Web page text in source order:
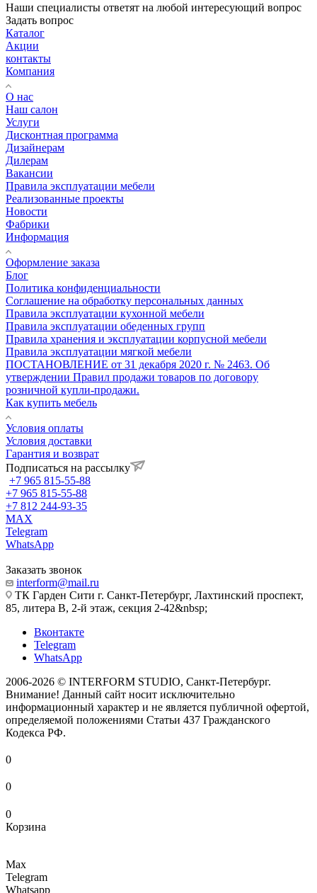
Наши специалисты ответят на любой интересующий вопрос
Задать вопрос
Каталог
Акции
контакты
Компания
О нас
Наш салон
Услуги
Дисконтная программа
Дизайнерам
Дилерам
Вакансии
Правила эксплуатации мебели
Реализованные проекты
Новости
Фабрики
Информация
Оформление заказа
Блог
Политика конфиденциальности
Соглашение на обработку персональных данных
Правила эксплуатации кухонной мебели
Правила эксплуатации обеденных групп
Правила хранения и эксплуатации корпусной мебели
Правила эксплуатации мягкой мебели
ПОСТАНОВЛЕНИЕ от 31 декабря 2020 г. № 2463. Об
утверждении Правил продажи товаров по договору
розничной купли-продажи.
Как купить мебель
Условия оплаты
Условия доставки
Гарантия и возврат
Подписаться на рассылку
+7 965 815-55-88
+7 965 815-55-88
+7 812 244-93-35
MAX
Telegram
WhatsApp
Заказать звонок
interform@mail.ru
ТК Гарден Сити г. Санкт-Петербург, Лахтинский проспект,
85, литера В, 2-й этаж, секция 2-42&nbsp;
Вконтакте
Telegram
WhatsApp
2006-2026 © INTERFORM STUDIO, Санкт-Петербург.
Внимание! Данный сайт носит исключительно
информационный характер и не является публичной офертой,
определяемой положениями Статьи 437 Гражданского
Кодекса РФ.
0
0
0
Корзина
Max
Telegram
Whatsapp